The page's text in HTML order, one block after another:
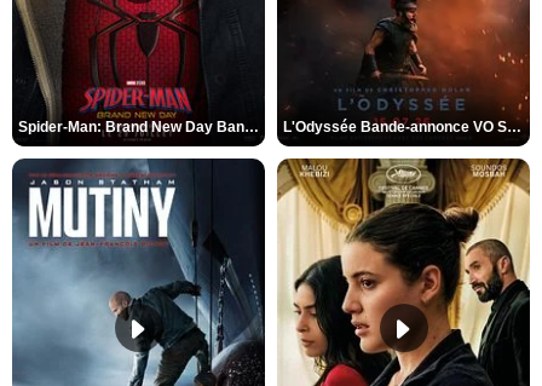
Spider-Man: Brand New Day Bande-annonce VO STFR L'Odyssée Bande-annonce VO STFR